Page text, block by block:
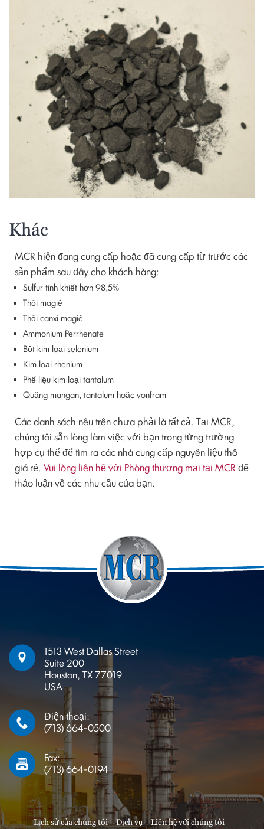
Khác
MCR hiện đang cung cấp hoặc đã cung cấp từ trước các
sản phẩm sau đây cho khách hàng:
Sulfur tinh khiết hơn 98,5%
Thỏi magiê
Thỏi canxi magiê
Ammonium Perrhenate
Bột kim loại selenium
Kim loại rhenium
Phế liệu kim loại tantalum
Quặng mangan, tantalum hoặc vonfram
Các danh sách nêu trên chưa phải là tất cả. Tại MCR,
chúng tôi sẵn lòng làm việc với bạn trong từng trường
hợp cụ thể để tìm ra các nhà cung cấp nguyên liệu thô
giá rẻ.Vui lòng liên hệ với Phòng thương mại tại MCR để
thảo luận về các nhu cầu của bạn.
1513 West Dallas Street
Suite 200
Houston, TX 77019
USA
Điện thoại:
(713) 664-0500
Fax:
(713) 664-0194
Lịch sử của chúng tôi Dịch vụ Liên hệ với chúng tôi